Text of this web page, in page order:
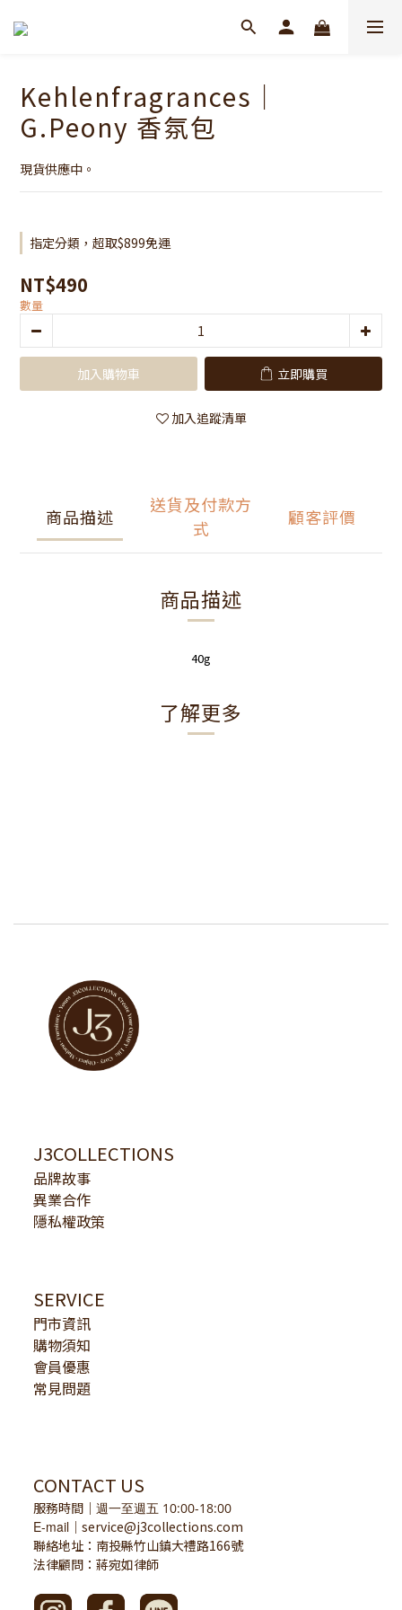
Kehlenfragrances｜
G.Peony 香氛包
現貨供應中。
指定分類，超取$899免運
NT$490
數量
加入購物車 立即購買
加入追蹤清單
商品描述
送貨及付款方
式
顧客評價
商品描述
40g
了解更多
J3COLLECTIONS
品牌故事
異業合作
隱私權政策
SERVICE
門市資訊
購物須知
會員優惠
常見問題
CONTACT US
服務時間 ｜ 週一至週五 10:00-18:00
E-mail ｜ service@j3collections.com
聯絡地址：南投縣竹山鎮大禮路166號
法律顧問：蔣宛如律師